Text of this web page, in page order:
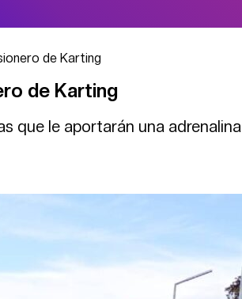
de Karting
de Karting
que le aportarán una adrenalina